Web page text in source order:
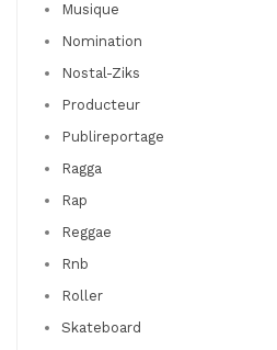
Musique
Nomination
Nostal-Ziks
Producteur
Publireportage
Ragga
Rap
Reggae
Rnb
Roller
Skateboard